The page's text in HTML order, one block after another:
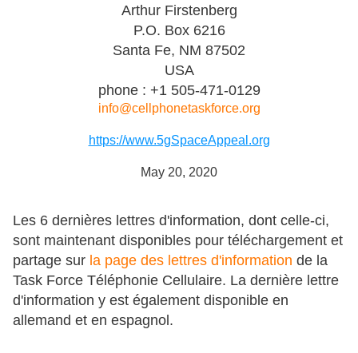
Arthur Firstenberg
P.O. Box 6216
Santa Fe, NM 87502
USA
phone : +1 505-471-0129
info@cellphonetaskforce.org
https://www.5gSpaceAppeal.org
May 20, 2020
Les 6 dernières lettres d'information, dont celle-ci,
sont maintenant disponibles pour téléchargement et
partage sur la page des lettres d'information de la
Task Force Téléphonie Cellulaire. La dernière lettre
d'information y est également disponible en
allemand et en espagnol.